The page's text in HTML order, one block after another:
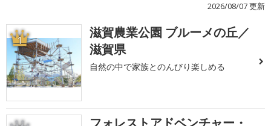
2026/08/07 更新
1
滋賀農業公園 ブルーメの丘／
滋賀県
自然の中で家族とのんびり楽しめる
フォレストアドベンチャー・